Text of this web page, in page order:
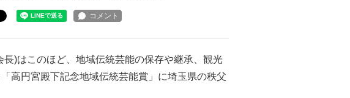
)はこのほど、地域伝統芸能の保存や継承、観光
高円宮殿下記念地域伝統芸能賞」に埼玉県の秩父